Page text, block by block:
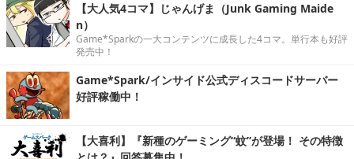
【大人気4コマ】じゃんげま（Junk Gaming Maide
n）
Game*Sparkの一大コンテンツに成長した4コマ。単行本も好評
発売中！
Game*Spark/インサイド公式ディスコードサーバー
好評稼働中！
【大喜利】『新種のゲーミング“蚊”が登場！ その特徴